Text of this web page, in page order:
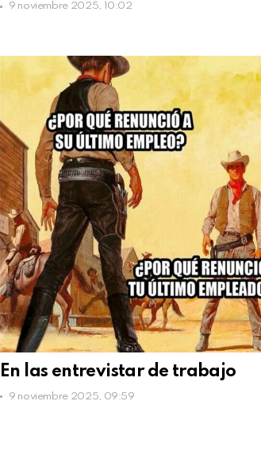
9 noviembre 2025, 10:02
En las entrevistar de trabajo
9 noviembre 2025, 09:59